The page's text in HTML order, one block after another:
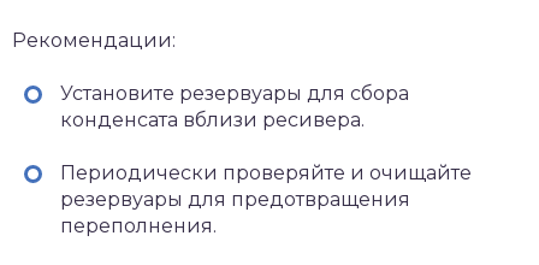
Рекомендации:
Установите резервуары для сбора
конденсата вблизи ресивера.
Периодически проверяйте и очищайте
резервуары для предотвращения
переполнения.